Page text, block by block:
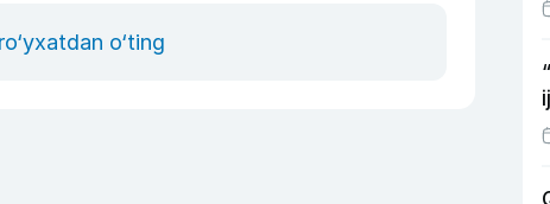
ro‘yxatdan o‘ting